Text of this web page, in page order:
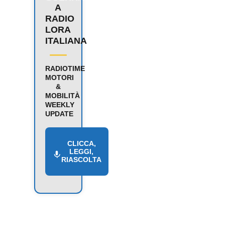
A
RADIO
LORA
ITALIANA
RADIOTIME
MOTORI
&
MOBILITÀ
WEEKLY
UPDATE
CLICCA,
LEGGI,
RIASCOLTA